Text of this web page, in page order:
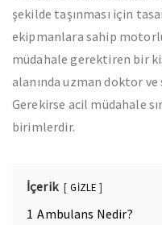
şekilde taşınması için
ekipmanlara sahip
müdahale gerektiren bir
alanında uzman doktor
Gerekirse acil müdahale
birimlerdir.
İçerik GİZLE
1 Ambulans Nedir?